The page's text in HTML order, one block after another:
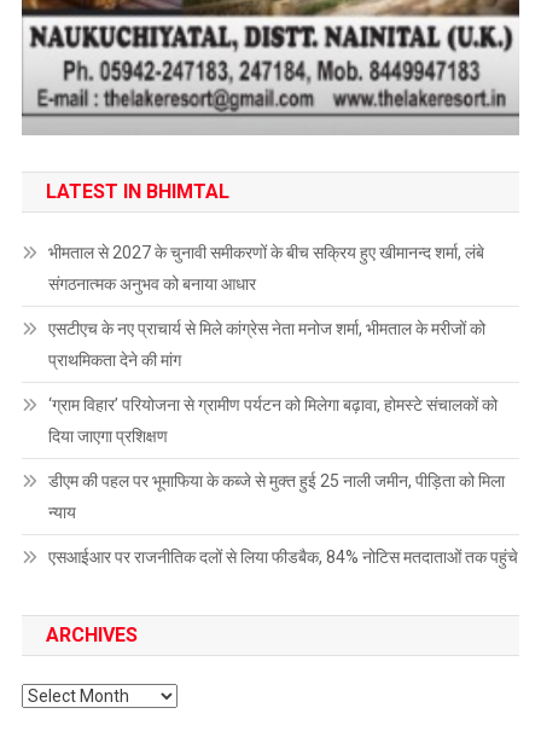
LATEST IN BHIMTAL
भीमताल से 2027 के चुनावी समीकरणों के बीच सक्रिय हुए खीमानन्द शर्मा, लंबे
संगठनात्मक अनुभव को बनाया आधार
एसटीएच के नए प्राचार्य से मिले कांग्रेस नेता मनोज शर्मा, भीमताल के मरीजों को
प्राथमिकता देने की मांग
‘ग्राम विहार’ परियोजना से ग्रामीण पर्यटन को मिलेगा बढ़ावा, होमस्टे संचालकों को
दिया जाएगा प्रशिक्षण
डीएम की पहल पर भूमाफिया के कब्जे से मुक्त हुई 25 नाली जमीन, पीड़िता को मिला
न्याय
एसआईआर पर राजनीतिक दलों से लिया फीडबैक, 84% नोटिस मतदाताओं तक पहुंचे
ARCHIVES
Archives